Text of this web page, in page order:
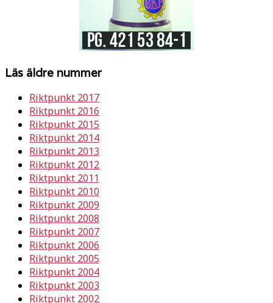
Läs äldre nummer
Riktpunkt 2017
Riktpunkt 2016
Riktpunkt 2015
Riktpunkt 2014
Riktpunkt 2013
Riktpunkt 2012
Riktpunkt 2011
Riktpunkt 2010
Riktpunkt 2009
Riktpunkt 2008
Riktpunkt 2007
Riktpunkt 2006
Riktpunkt 2005
Riktpunkt 2004
Riktpunkt 2003
Riktpunkt 2002